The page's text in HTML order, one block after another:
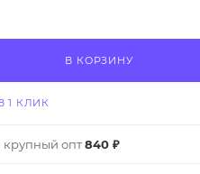
В КОРЗИНУ
1 КЛИК
крупный опт840 ₽